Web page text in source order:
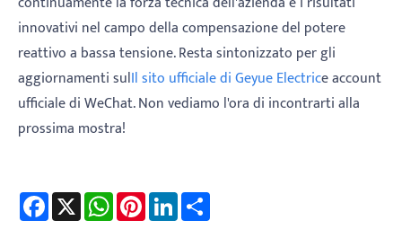
innovativi nel campo della compensazione del potere
reattivo a bassa tensione. Resta sintonizzato per gli
aggiornamenti sulIl sito ufficiale di Geyue Electrice account
ufficiale di WeChat. Non vediamo l'ora di incontrarti alla
prossima mostra!
Facebook WhatsAppPinterestLinkedIn